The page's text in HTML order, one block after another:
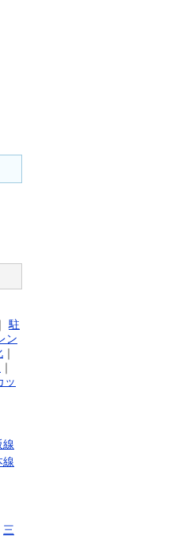
｜ 駐
ン
｜
｜
ッ
線
線
三